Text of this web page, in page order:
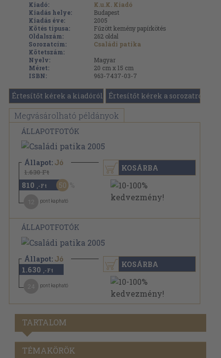
Kiadó:
K.u.K. Kiadó
Kiadás helye:
Budapest
Kiadás éve:
2005
Kötés típusa:
Fűzött kemény papírkötés
Oldalszám:
262 oldal
Sorozatcím:
Családi patika
Kötetszám:
Nyelv:
Magyar
Méret:
20 cm x 15 cm
ISBN:
963-7437-03-7
Értesítőt kérek a kiadóról Értesítőt kérek a sorozatról
Megvásárolható példányok
ÁLLAPOTFOTÓK
Állapot: Jó
1.630 Ft
810 ,-Ft 50
pont kapható
KOSÁRBA
ÁLLAPOTFOTÓK
Állapot: Jó
1.630 ,-Ft
pont kapható
KOSÁRBA
TARTALOM
TÉMAKÖRÖK